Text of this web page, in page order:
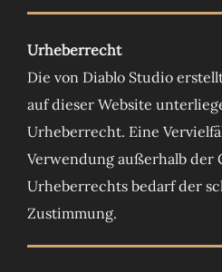
Urheberrecht
Die von Diablo Studio
auf dieser Website
Urheberrecht. Eine
Verwendung außerhalb der
Urheberrechts bedarf der
Zustimmung.